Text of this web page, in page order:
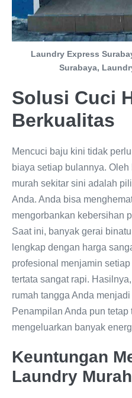
Laundry Express
Surabaya,
Solusi Cuci
Berkualitas
Mencuci baju kini tidak
biaya setiap bulannya.
murah sekitar sini adalah
Anda. Anda bisa
mengorbankan kebersihan
Saat ini, banyak gerai
lengkap dengan harga
profesional menjamin
tertata sangat rapi.
rumah tangga Anda
Penampilan Anda pun
mengeluarkan banyak
Keuntungan
Laundry